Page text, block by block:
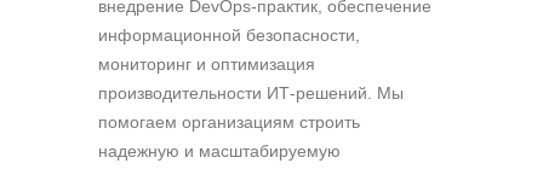
внедрение DevOps-практик, обеспечение
информационной безопасности,
мониторинг и оптимизация
производительности ИТ-решений. Мы
помогаем организациям строить
надежную и масштабируемую